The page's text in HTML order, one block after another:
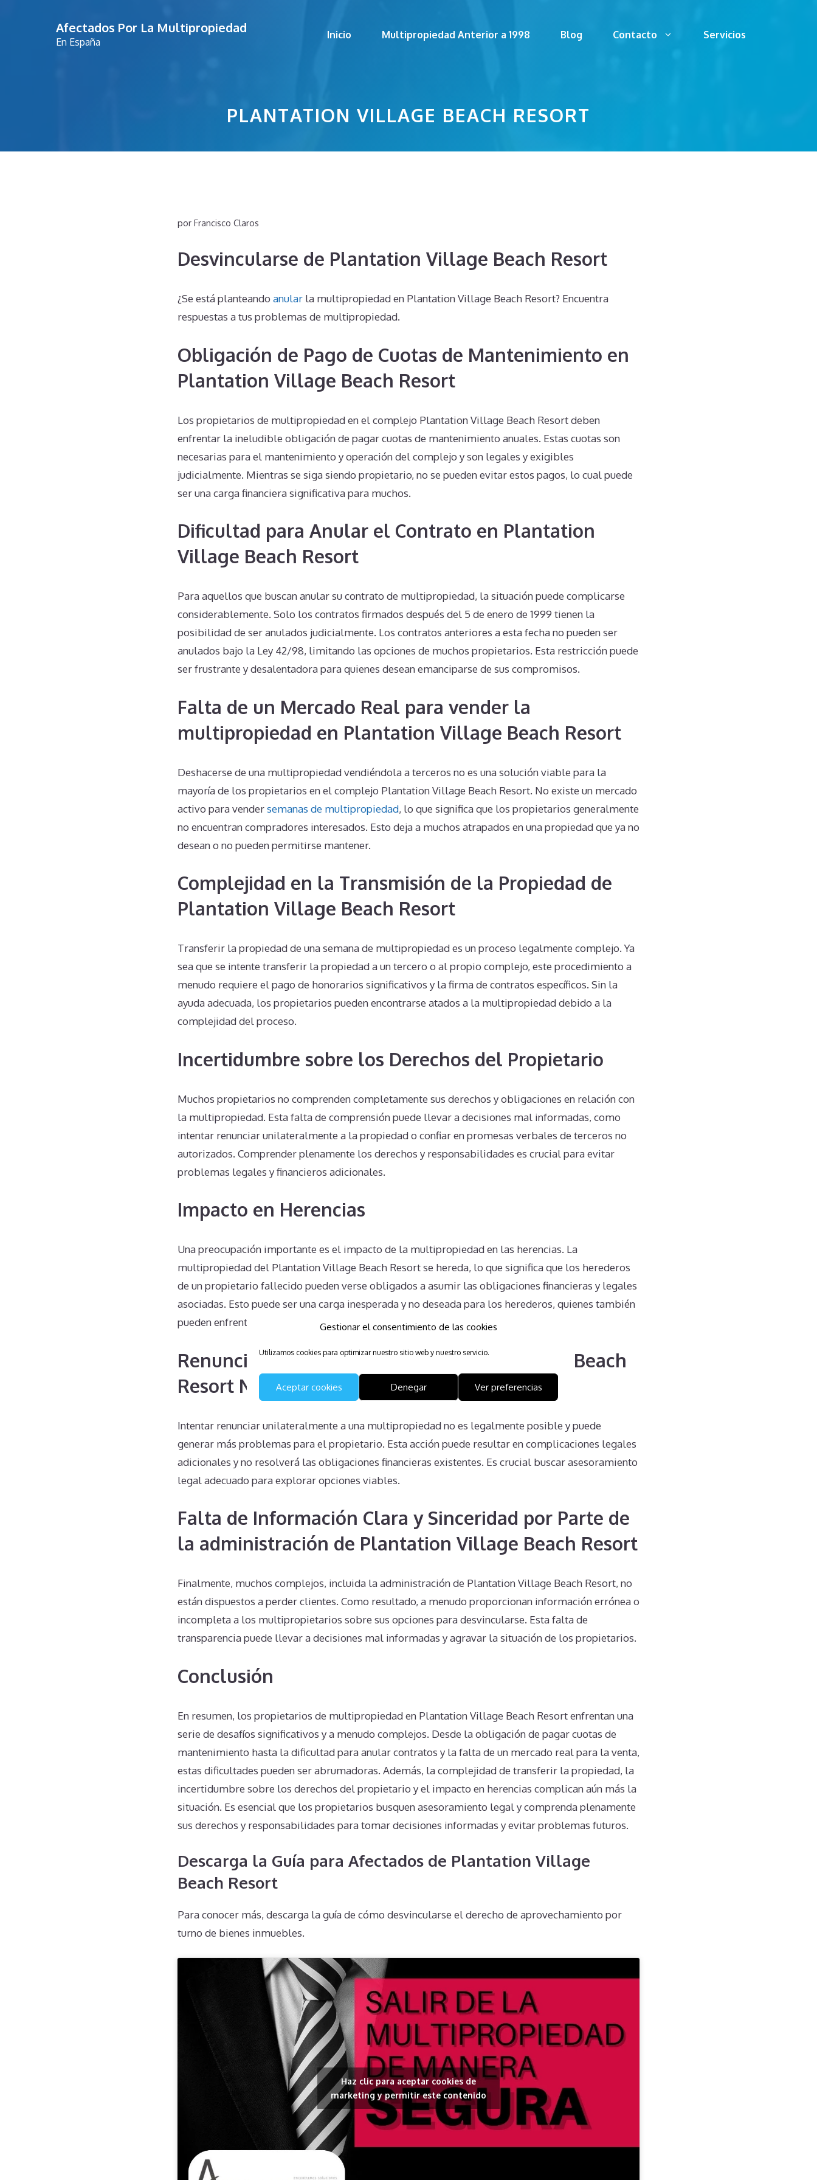
Gestionar el consentimiento de las cookies
Utilizamos cookies para optimizar nuestro sitio web y nuestro servicio.
Aceptar cookies Denegar Ver preferencias
Afectados Por La Multipropiedad
En España
Inicio Multipropiedad Anterior a 1998 Blog Contacto Servicios
PLANTATION VILLAGE BEACH RESORT
por Francisco Claros
Desvincularse de Plantation Village Beach Resort
¿Se está planteando anular la multipropiedad en Plantation Village Beach Resort? Encuentra
respuestas a tus problemas de multipropiedad.
Obligación de Pago de Cuotas de Mantenimiento en
Plantation Village Beach Resort
Los propietarios de multipropiedad en el complejo Plantation Village Beach Resort deben
enfrentar la ineludible obligación de pagar cuotas de mantenimiento anuales. Estas cuotas son
necesarias para el mantenimiento y operación del complejo y son legales y exigibles
judicialmente. Mientras se siga siendo propietario, no se pueden evitar estos pagos, lo cual puede
ser una carga financiera significativa para muchos.
Dificultad para Anular el Contrato en Plantation
Village Beach Resort
Para aquellos que buscan anular su contrato de multipropiedad, la situación puede complicarse
considerablemente. Solo los contratos firmados después del 5 de enero de 1999 tienen la
posibilidad de ser anulados judicialmente. Los contratos anteriores a esta fecha no pueden ser
anulados bajo la Ley 42/98, limitando las opciones de muchos propietarios. Esta restricción puede
ser frustrante y desalentadora para quienes desean emanciparse de sus compromisos.
Falta de un Mercado Real para vender la
multipropiedad en Plantation Village Beach Resort
Deshacerse de una multipropiedad vendiéndola a terceros no es una solución viable para la
mayoría de los propietarios en el complejo Plantation Village Beach Resort. No existe un mercado
activo para vendersemanas de multipropiedad, lo que significa que los propietarios generalmente
no encuentran compradores interesados. Esto deja a muchos atrapados en una propiedad que ya no
desean o no pueden permitirse mantener.
Complejidad en la Transmisión de la Propiedad de
Plantation Village Beach Resort
Transferir la propiedad de una semana de multipropiedad es un proceso legalmente complejo. Ya
sea que se intente transferir la propiedad a un tercero o al propio complejo, este procedimiento a
menudo requiere el pago de honorarios significativos y la firma de contratos específicos. Sin la
ayuda adecuada, los propietarios pueden encontrarse atados a la multipropiedad debido a la
complejidad del proceso.
Incertidumbre sobre los Derechos del Propietario
Muchos propietarios no comprenden completamente sus derechos y obligaciones en relación con
la multipropiedad. Esta falta de comprensión puede llevar a decisiones mal informadas, como
intentar renunciar unilateralmente a la propiedad o confiar en promesas verbales de terceros no
autorizados. Comprender plenamente los derechos y responsabilidades es crucial para evitar
problemas legales y financieros adicionales.
Impacto en Herencias
Una preocupación importante es el impacto de la multipropiedad en las herencias. La
multipropiedad del Plantation Village Beach Resort se hereda, lo que significa que los herederos
de un propietario fallecido pueden verse obligados a asumir las obligaciones financieras y legales
asociadas. Esto puede ser una carga inesperada y no deseada para los herederos, quienes también
pueden enfrentarse a las mismas dificultades para anular o transferir la propiedad.
Renuncias Unilaterales en Plantation Village Beach
Resort No Son Viables
Intentar renunciar unilateralmente a una multipropiedad no es legalmente posible y puede
generar más problemas para el propietario. Esta acción puede resultar en complicaciones legales
adicionales y no resolverá las obligaciones financieras existentes. Es crucial buscar asesoramiento
legal adecuado para explorar opciones viables.
Falta de Información Clara y Sinceridad por Parte de
la administración de Plantation Village Beach Resort
Finalmente, muchos complejos, incluida la administración de Plantation Village Beach Resort, no
están dispuestos a perder clientes. Como resultado, a menudo proporcionan información errónea o
incompleta a los multipropietarios sobre sus opciones para desvincularse. Esta falta de
transparencia puede llevar a decisiones mal informadas y agravar la situación de los propietarios.
Conclusión
En resumen, los propietarios de multipropiedad en Plantation Village Beach Resort enfrentan una
serie de desafíos significativos y a menudo complejos. Desde la obligación de pagar cuotas de
mantenimiento hasta la dificultad para anular contratos y la falta de un mercado real para la venta,
estas dificultades pueden ser abrumadoras. Además, la complejidad de transferir la propiedad, la
incertidumbre sobre los derechos del propietario y el impacto en herencias complican aún más la
situación. Es esencial que los propietarios busquen asesoramiento legal y comprenda plenamente
sus derechos y responsabilidades para tomar decisiones informadas y evitar problemas futuros.
Descarga la Guía para Afectados de Plantation Village
Beach Resort
Para conocer más, descarga la guía de cómo desvincularse el derecho de aprovechamiento por
turno de bienes inmuebles.
Haz clic para aceptar cookies de
marketing y permitir este contenido